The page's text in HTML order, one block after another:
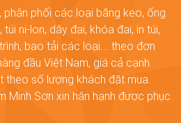
phân phối các loại băng keo, ống
ni-lon, dây đai, khóa đai, in túi,
bao tải các loại... theo đơn
đầu Việt Nam, giá cả cạnh
theo số lượng khách đặt mua.
Minh Sơn xin hân hạnh được phục